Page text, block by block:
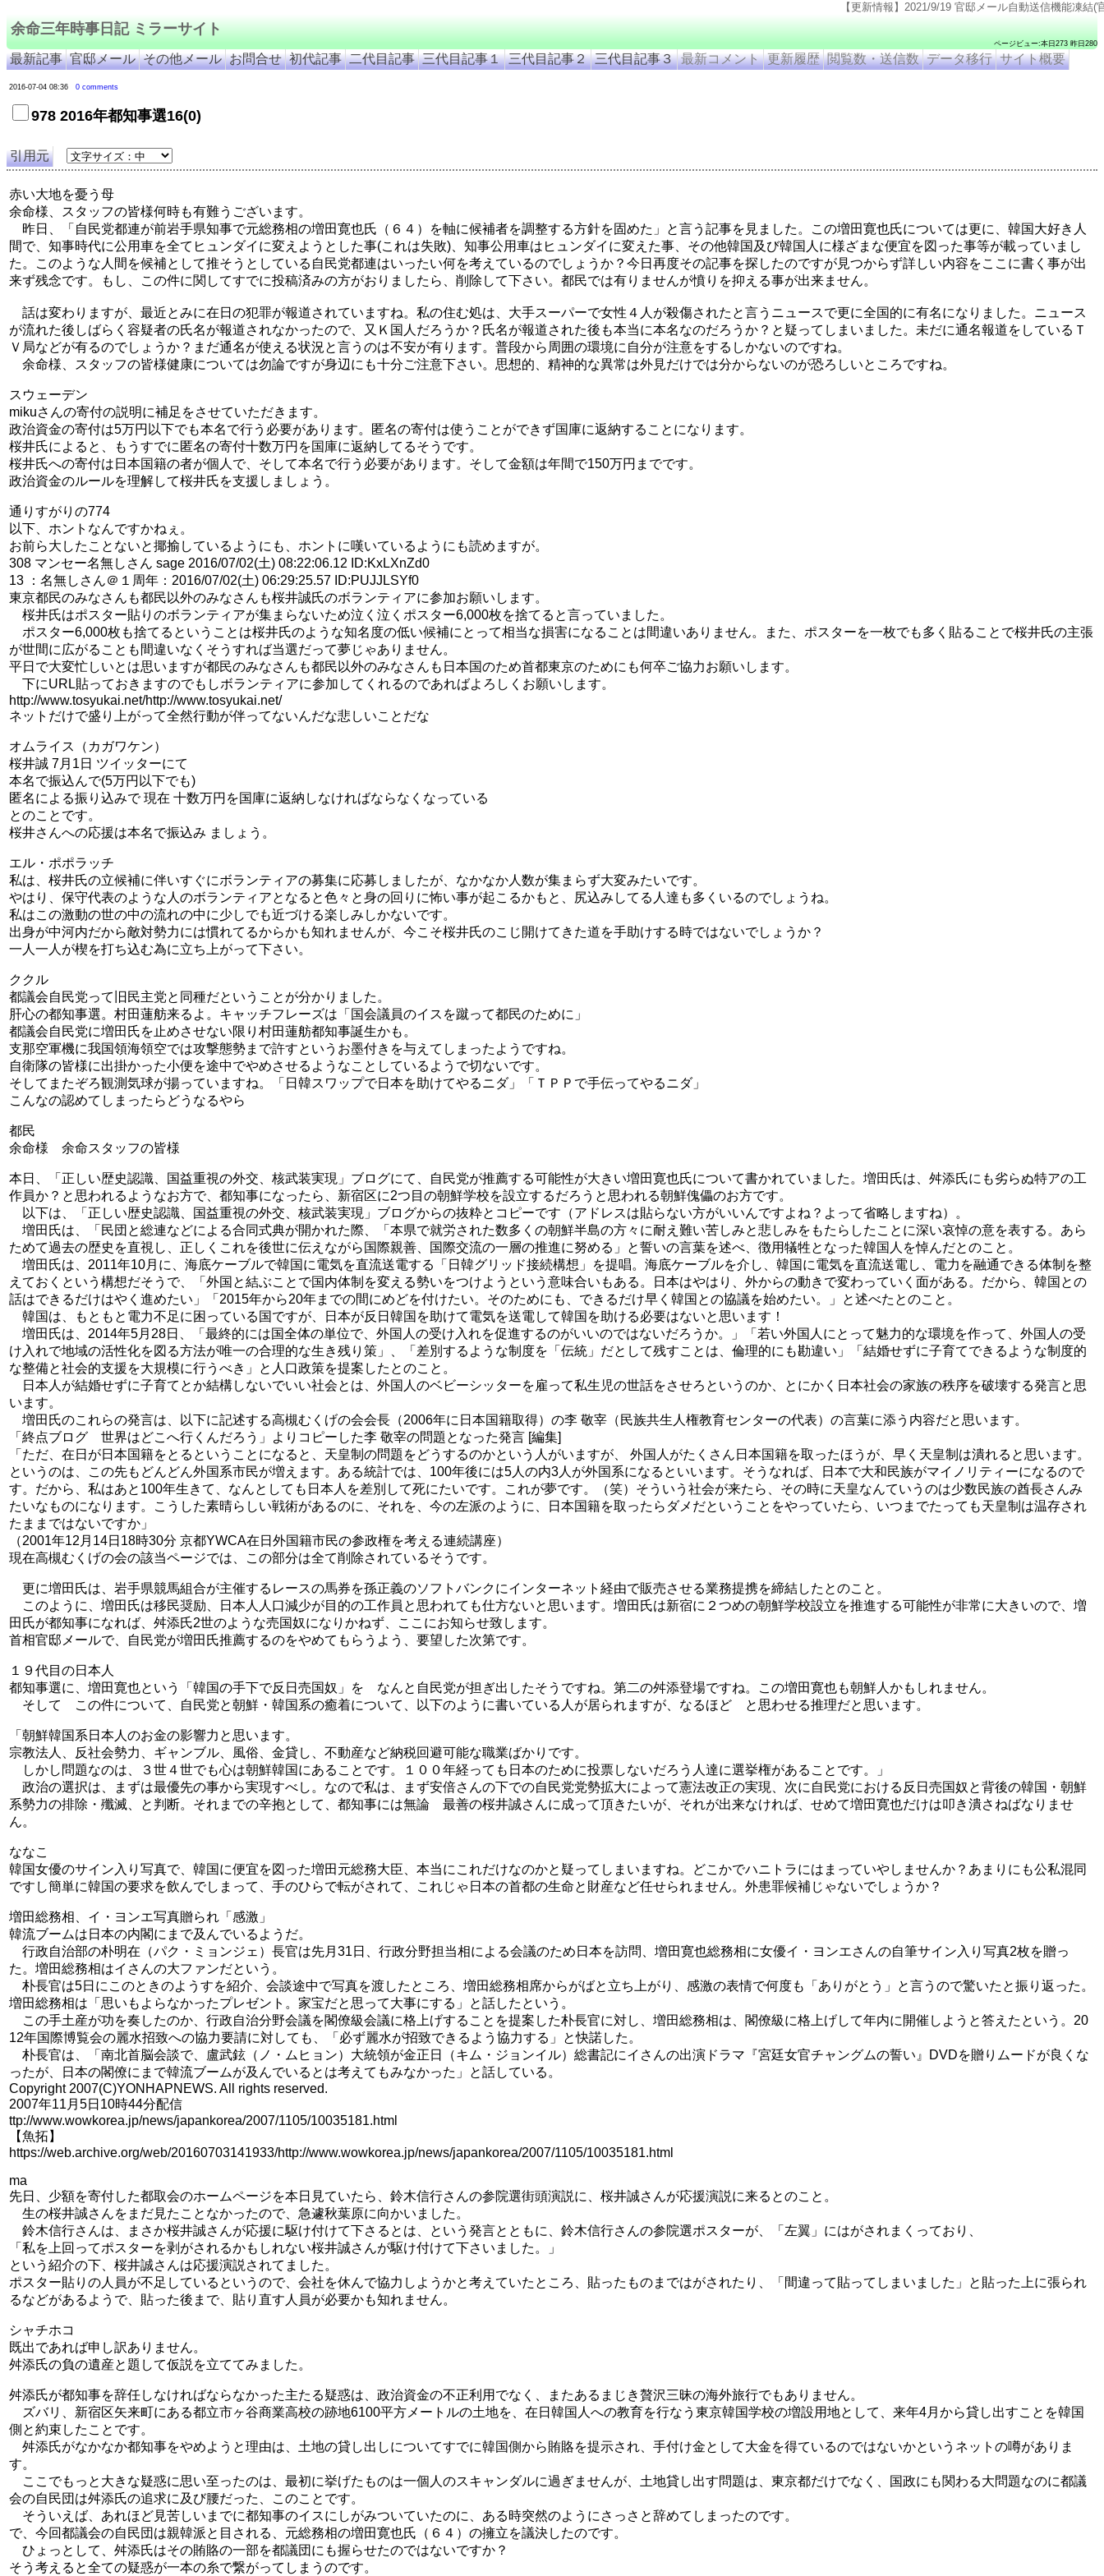
余命三年時事日記 ミラーサイト
ページビュー:本日273 昨日280
最新記事 官邸メール その他メール お問合せ 初代記事 二代目記事 三代目記事１ 三代目記事２ 三代目記事３ 最新コメント 更新履歴 閲覧数・送信数 データ移行 サイト概要
2016-07-04 08:36 0 comments
978 2016年都知事選16(0)
引用元
赤い大地を憂う母
余命様、スタッフの皆様何時も有難うございます。
昨日、「自民党都連が前岩手県知事で元総務相の増田寛也氏（６４）を軸に候補者を調整する方針を固めた」と言う記事を見ました。この増田寛也氏については更に、韓国大好き人
間で、知事時代に公用車を全てヒュンダイに変えようとした事(これは失敗)、知事公用車はヒュンダイに変えた事、その他韓国及び韓国人に様ざまな便宜を図った事等が載っていまし
た。このような人間を候補として推そうとしている自民党都連はいったい何を考えているのでしょうか？今日再度その記事を探したのですが見つからず詳しい内容をここに書く事が出
来ず残念です。もし、この件に関してすでに投稿済みの方がおりましたら、削除して下さい。都民では有りませんが憤りを抑える事が出来ません。
話は変わりますが、最近とみに在日の犯罪が報道されていますね。私の住む処は、大手スーパーで女性４人が殺傷されたと言うニュースで更に全国的に有名になりました。ニュース
が流れた後しばらく容疑者の氏名が報道されなかったので、又Ｋ国人だろうか？氏名が報道された後も本当に本名なのだろうか？と疑ってしまいました。未だに通名報道をしているＴ
Ｖ局などが有るのでしょうか？まだ通名が使える状況と言うのは不安が有ります。普段から周囲の環境に自分が注意をするしかないのですね。
余命様、スタッフの皆様健康については勿論ですが身辺にも十分ご注意下さい。思想的、精神的な異常は外見だけでは分からないのが恐ろしいところですね。
スウェーデン
mikuさんの寄付の説明に補足をさせていただきます。
政治資金の寄付は5万円以下でも本名で行う必要があります。匿名の寄付は使うことができず国庫に返納することになります。
桜井氏によると、もうすでに匿名の寄付十数万円を国庫に返納してるそうです。
桜井氏への寄付は日本国籍の者が個人で、そして本名で行う必要があります。そして金額は年間で150万円までです。
政治資金のルールを理解して桜井氏を支援しましょう。
通りすがりの774
以下、ホントなんですかねぇ。
お前ら大したことないと揶揄しているようにも、ホントに嘆いているようにも読めますが。
308 マンセー名無しさん sage 2016/07/02(土) 08:22:06.12 ID:KxLXnZd0
13 ：名無しさん＠１周年：2016/07/02(土) 06:29:25.57 ID:PUJJLSYf0
東京都民のみなさんも都民以外のみなさんも桜井誠氏のボランティアに参加お願いします。
桜井氏はポスター貼りのボランティアが集まらないため泣く泣くポスター6,000枚を捨てると言っていました。
ポスター6,000枚も捨てるということは桜井氏のような知名度の低い候補にとって相当な損害になることは間違いありません。また、ポスターを一枚でも多く貼ることで桜井氏の主張
が世間に広がることも間違いなくそうすれば当選だって夢じゃありません。
平日で大変忙しいとは思いますが都民のみなさんも都民以外のみなさんも日本国のため首都東京のためにも何卒ご協力お願いします。
下にURL貼っておきますのでもしボランティアに参加してくれるのであればよろしくお願いします。
http://www.tosyukai.net/http://www.tosyukai.net/
ネットだけで盛り上がって全然行動が伴ってないんだな悲しいことだな
オムライス（カガワケン）
桜井誠 7月1日 ツイッターにて
本名で振込んで(5万円以下でも)
匿名による振り込みで 現在 十数万円を国庫に返納しなければならなくなっている
とのことです。
桜井さんへの応援は本名で振込み ましょう。
エル・ポポラッチ
私は、桜井氏の立候補に伴いすぐにボランティアの募集に応募しましたが、なかなか人数が集まらず大変みたいです。
やはり、保守代表のような人のボランティアとなると色々と身の回りに怖い事が起こるかもと、尻込みしてる人達も多くいるのでしょうね。
私はこの激動の世の中の流れの中に少しでも近づける楽しみしかないです。
出身が中河内だから敵対勢力には慣れてるからかも知れませんが、今こそ桜井氏のこじ開けてきた道を手助けする時ではないでしょうか？
一人一人が楔を打ち込む為に立ち上がって下さい。
ククル
都議会自民党って旧民主党と同種だということが分かりました。
肝心の都知事選。村田蓮舫来るよ。キャッチフレーズは「国会議員のイスを蹴って都民のために」
都議会自民党に増田氏を止めさせない限り村田蓮舫都知事誕生かも。
支那空軍機に我国領海領空では攻撃態勢まで許すというお墨付きを与えてしまったようですね。
自衛隊の皆様に出掛かった小便を途中でやめさせるようなことしているようで切ないです。
そしてまたぞろ観測気球が揚っていますね。「日韓スワップで日本を助けてやるニダ」「ＴＰＰで手伝ってやるニダ」
こんなの認めてしまったらどうなるやら
都民
余命様 余命スタッフの皆様
本日、「正しい歴史認識、国益重視の外交、核武装実現」ブログにて、自民党が推薦する可能性が大きい増田寛也氏について書かれていました。増田氏は、舛添氏にも劣らぬ特アの工
作員か？と思われるようなお方で、都知事になったら、新宿区に2つ目の朝鮮学校を設立するだろうと思われる朝鮮傀儡のお方です。
以下は、「正しい歴史認識、国益重視の外交、核武装実現」ブログからの抜粋とコピーです（アドレスは貼らない方がいいんですよね？よって省略しますね）。
増田氏は、「民団と総連などによる合同式典が開かれた際、「本県で就労された数多くの朝鮮半島の方々に耐え難い苦しみと悲しみをもたらしたことに深い哀悼の意を表する。あら
ためて過去の歴史を直視し、正しくこれを後世に伝えながら国際親善、国際交流の一層の推進に努める」と誓いの言葉を述べ、徴用犠牲となった韓国人を悼んだとのこと。
増田氏は、2011年10月に、海底ケーブルで韓国に電気を直流送電する「日韓グリッド接続構想」を提唱。海底ケーブルを介し、韓国に電気を直流送電し、電力を融通できる体制を整
えておくという構想だそうで、「外国と結ぶことで国内体制を変える勢いをつけようという意味合いもある。日本はやはり、外からの動きで変わっていく面がある。だから、韓国との
話はできるだけはやく進めたい」「2015年から20年までの間にめどを付けたい。そのためにも、できるだけ早く韓国との協議を始めたい。」と述べたとのこと。
韓国は、もともと電力不足に困っている国ですが、日本が反日韓国を助けて電気を送電して韓国を助ける必要はないと思います！
増田氏は、2014年5月28日、「最終的には国全体の単位で、外国人の受け入れを促進するのがいいのではないだろうか。」「若い外国人にとって魅力的な環境を作って、外国人の受
け入れで地域の活性化を図る方法が唯一の合理的な生き残り策」、「差別するような制度を「伝統」だとして残すことは、倫理的にも勘違い」「結婚せずに子育てできるような制度的
な整備と社会的支援を大規模に行うべき」と人口政策を提案したとのこと。
日本人が結婚せずに子育てとか結構しないでいい社会とは、外国人のベビーシッターを雇って私生児の世話をさせろというのか、とにかく日本社会の家族の秩序を破壊する発言と思
います。
増田氏のこれらの発言は、以下に記述する高槻むくげの会会長（2006年に日本国籍取得）の李 敬宰（民族共生人権教育センターの代表）の言葉に添う内容だと思います。
「終点ブログ 世界はどこへ行くんだろう」よりコピーした李 敬宰の問題となった発言 [編集]
「ただ、在日が日本国籍をとるということになると、天皇制の問題をどうするのかという人がいますが、 外国人がたくさん日本国籍を取ったほうが、早く天皇制は潰れると思います。
というのは、この先もどんどん外国系市民が増えます。ある統計では、100年後には5人の内3人が外国系になるといいます。そうなれば、日本で大和民族がマイノリティーになるので
す。だから、私はあと100年生きて、なんとしても日本人を差別して死にたいです。これが夢です。（笑）そういう社会が来たら、その時に天皇なんていうのは少数民族の酋長さんみ
たいなものになります。こうした素晴らしい戦術があるのに、それを、今の左派のように、日本国籍を取ったらダメだということをやっていたら、いつまでたっても天皇制は温存され
たままではないですか」
（2001年12月14日18時30分 京都YWCA在日外国籍市民の参政権を考える連続講座）
現在高槻むくげの会の該当ページでは、この部分は全て削除されているそうです。
更に増田氏は、岩手県競馬組合が主催するレースの馬券を孫正義のソフトバンクにインターネット経由で販売させる業務提携を締結したとのこと。
このように、増田氏は移民奨励、日本人人口減少が目的の工作員と思われても仕方ないと思います。増田氏は新宿に２つめの朝鮮学校設立を推進する可能性が非常に大きいので、増
田氏が都知事になれば、舛添氏2世のような売国奴になりかねず、ここにお知らせ致します。
首相官邸メールで、自民党が増田氏推薦するのをやめてもらうよう、要望した次第です。
１９代目の日本人
都知事選に、増田寛也という「韓国の手下で反日売国奴」を なんと自民党が担ぎ出したそうですね。第二の舛添登場ですね。この増田寛也も朝鮮人かもしれません。
そして この件について、自民党と朝鮮・韓国系の癒着について、以下のように書いている人が居られますが、なるほど と思わせる推理だと思います。
「朝鮮韓国系日本人のお金の影響力と思います。
宗教法人、反社会勢力、ギャンブル、風俗、金貸し、不動産など納税回避可能な職業ばかりです。
しかし問題なのは、３世４世でも心は朝鮮韓国にあることです。１００年経っても日本のために投票しないだろう人達に選挙権があることです。」
政治の選択は、まずは最優先の事から実現すべし。なので私は、まず安倍さんの下での自民党党勢拡大によって憲法改正の実現、次に自民党における反日売国奴と背後の韓国・朝鮮
系勢力の排除・殲滅、と判断。それまでの辛抱として、都知事には無論 最善の桜井誠さんに成って頂きたいが、それが出来なければ、せめて増田寛也だけは叩き潰さねばなりませ
ん。
ななこ
韓国女優のサイン入り写真で、韓国に便宜を図った増田元総務大臣、本当にこれだけなのかと疑ってしまいますね。どこかでハニトラにはまっていやしませんか？あまりにも公私混同
ですし簡単に韓国の要求を飲んでしまって、手のひらで転がされて、これじゃ日本の首都の生命と財産など任せられません。外患罪候補じゃないでしょうか？
増田総務相、イ・ヨンエ写真贈られ「感激」
韓流ブームは日本の内閣にまで及んでいるようだ。
行政自治部の朴明在（パク・ミョンジェ）長官は先月31日、行政分野担当相による会議のため日本を訪問、増田寛也総務相に女優イ・ヨンエさんの自筆サイン入り写真2枚を贈っ
た。増田総務相はイさんの大ファンだという。
朴長官は5日にこのときのようすを紹介、会談途中で写真を渡したところ、増田総務相席からがばと立ち上がり、感激の表情で何度も「ありがとう」と言うので驚いたと振り返った。
増田総務相は「思いもよらなかったプレゼント。家宝だと思って大事にする」と話したという。
この手土産が功を奏したのか、行政自治分野会議を閣僚級会議に格上げすることを提案した朴長官に対し、増田総務相は、閣僚級に格上げして年内に開催しようと答えたという。20
12年国際博覧会の麗水招致への協力要請に対しても、「必ず麗水が招致できるよう協力する」と快諾した。
朴長官は、「南北首脳会談で、盧武鉉（ノ・ムヒョン）大統領が金正日（キム・ジョンイル）総書記にイさんの出演ドラマ『宮廷女官チャングムの誓い』DVDを贈りムードが良くな
ったが、日本の閣僚にまで韓流ブームが及んでいるとは考えてもみなかった」と話している。
Copyright 2007(C)YONHAPNEWS. All rights reserved.
2007年11月5日10時44分配信
ttp://www.wowkorea.jp/news/japankorea/2007/1105/10035181.html
【魚拓】
https://web.archive.org/web/20160703141933/http://www.wowkorea.jp/news/japankorea/2007/1105/10035181.html
ma
先日、少額を寄付した都取会のホームページを本日見ていたら、鈴木信行さんの参院選街頭演説に、桜井誠さんが応援演説に来るとのこと。
生の桜井誠さんをまだ見たことなかったので、急遽秋葉原に向かいました。
鈴木信行さんは、まさか桜井誠さんが応援に駆け付けて下さるとは、という発言とともに、鈴木信行さんの参院選ポスターが、「左翼」にはがされまくっており、
「私を上回ってポスターを剥がされるかもしれない桜井誠さんが駆け付けて下さいました。」
という紹介の下、桜井誠さんは応援演説されてました。
ポスター貼りの人員が不足しているというので、会社を休んで協力しようかと考えていたところ、貼ったものまではがされたり、「間違って貼ってしまいました」と貼った上に張られ
るなどがあるようで、貼った後まで、貼り直す人員が必要かも知れません。
シャチホコ
既出であれば申し訳ありません。
舛添氏の負の遺産と題して仮説を立ててみました。
舛添氏が都知事を辞任しなければならなかった主たる疑惑は、政治資金の不正利用でなく、またあるまじき贅沢三昧の海外旅行でもありません。
ズバリ、新宿区矢来町にある都立市ヶ谷商業高校の跡地6100平方メートルの土地を、在日韓国人への教育を行なう東京韓国学校の増設用地として、来年4月から貸し出すことを韓国
側と約束したことです。
舛添氏がなかなか都知事をやめようと理由は、土地の貸し出しについてすでに韓国側から賄賂を提示され、手付け金として大金を得ているのではないかというネットの噂がありま
す。
ここでもっと大きな疑惑に思い至ったのは、最初に挙げたものは一個人のスキャンダルに過ぎませんが、土地貸し出す問題は、東京都だけでなく、国政にも関わる大問題なのに都議
会の自民団は舛添氏の追求に及び腰だった、このことです。
そういえば、あれほど見苦しいまでに都知事のイスにしがみついていたのに、ある時突然のようにさっさと辞めてしまったのです。
で、今回都議会の自民団は親韓派と目される、元総務相の増田寛也氏（６４）の擁立を議決したのです。
ひょっとして、舛添氏はその賄賂の一部を都議団にも握らせたのではないですか？
そう考えると全ての疑惑が一本の糸で繋がってしまうのです。
【更新情報】2021/9/19 官邸メール自動送信機能凍結(官邸の